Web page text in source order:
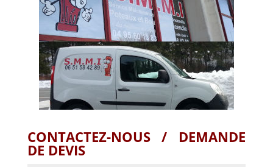
CONTACTEZ-NOUS / DEMANDE
DE DEVIS